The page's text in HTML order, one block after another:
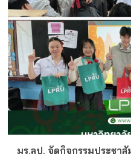
มร.ลป. จัดกิจกรรมประชา